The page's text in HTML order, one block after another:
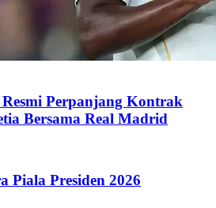
Perpanjang Kontrak
Bersama Real Madrid
Piala Presiden 2026